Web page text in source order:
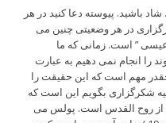
باشید. پیوسته دعا کنید در هر
در هر وضعیتی چنین می
عیسی ” است. زمانی که ما
را انجام نمی دهیم به عبارت
چقدر مهم است که این حقیقت را
شکرگزاری بگویم این است که
از روح القدس است. پولس می